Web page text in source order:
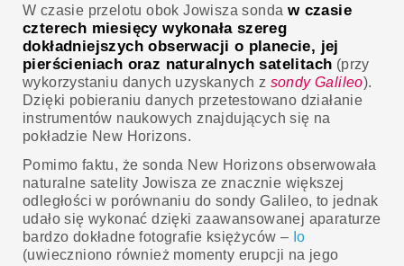
W czasie przelotu obok Jowisza sonda w czasie
czterech miesięcy wykonała szereg
dokładniejszych obserwacji o planecie, jej
pierścieniach oraz naturalnych satelitach (przy
wykorzystaniu danych uzyskanych z sondy Galileo).
Dzięki pobieraniu danych przetestowano działanie
instrumentów naukowych znajdujących się na
pokładzie New Horizons.
Pomimo faktu, że sonda New Horizons obserwowała
naturalne satelity Jowisza ze znacznie większej
odległości w porównaniu do sondy Galileo, to jednak
udało się wykonać dzięki zaawansowanej aparaturze
bardzo dokładne fotografie księżyców – Io
(uwieczniono również momenty erupcji na jego